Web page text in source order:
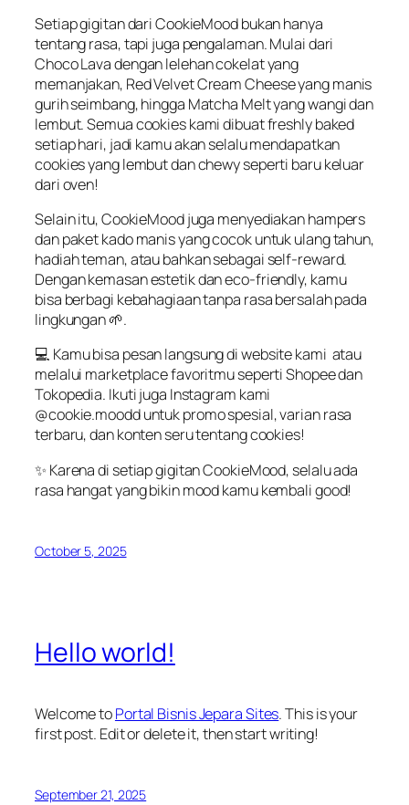
Setiap gigitan dari CookieMood bukan hanya
tentang rasa, tapi juga pengalaman. Mulai dari
Choco Lava dengan lelehan cokelat yang
memanjakan, Red Velvet Cream Cheese yang manis
gurih seimbang, hingga Matcha Melt yang wangi dan
lembut. Semua cookies kami dibuat freshly baked
setiap hari, jadi kamu akan selalu mendapatkan
cookies yang lembut dan chewy seperti baru keluar
dari oven!
Selain itu, CookieMood juga menyediakan hampers
dan paket kado manis yang cocok untuk ulang tahun,
hadiah teman, atau bahkan sebagai self-reward.
Dengan kemasan estetik dan eco-friendly, kamu
bisa berbagi kebahagiaan tanpa rasa bersalah pada
lingkungan 🌱.
💻 Kamu bisa pesan langsung di website kami atau
melalui marketplace favoritmu seperti Shopee dan
Tokopedia. Ikuti juga Instagram kami
@cookie.moodd untuk promo spesial, varian rasa
terbaru, dan konten seru tentang cookies!
✨ Karena di setiap gigitan CookieMood, selalu ada
rasa hangat yang bikin mood kamu kembali good!
October 5, 2025
Hello world!
Welcome toPortal Bisnis Jepara Sites. This is your
first post. Edit or delete it, then start writing!
September 21, 2025